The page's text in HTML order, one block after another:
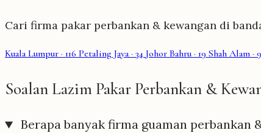
Cari firma pakar perbankan & kewangan di
Kuala Lumpur · 116 Petaling Jaya· 34 Johor Bahru · 19 Shah Alam · 9
Soalan Lazim Pakar Perbankan &
Berapa banyak firma guaman perbankan